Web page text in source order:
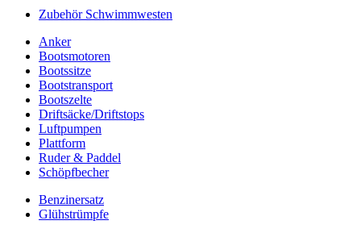
Zubehör Schwimmwesten
Anker
Bootsmotoren
Bootssitze
Bootstransport
Bootszelte
Driftsäcke/Driftstops
Luftpumpen
Plattform
Ruder & Paddel
Schöpfbecher
Benzinersatz
Glühstrümpfe